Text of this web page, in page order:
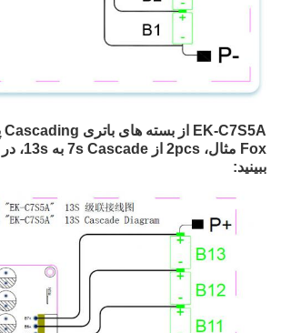
ببینید: